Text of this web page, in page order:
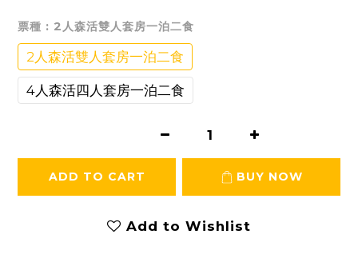
票種 : 2人森活雙人套房一泊二食
2人森活雙人套房一泊二食
4人森活四人套房一泊二食
ADD TO CART BUY NOW
Add to Wishlist